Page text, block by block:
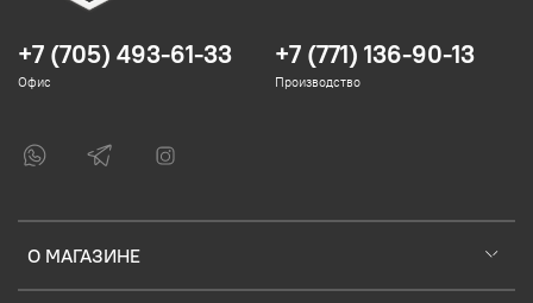
О МАГАЗИНЕ
+7 (705) 493-61-33
Офис
+7 (771) 136-90-13
Производство